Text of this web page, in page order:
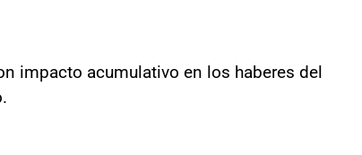
impacto acumulativo en los haberes del